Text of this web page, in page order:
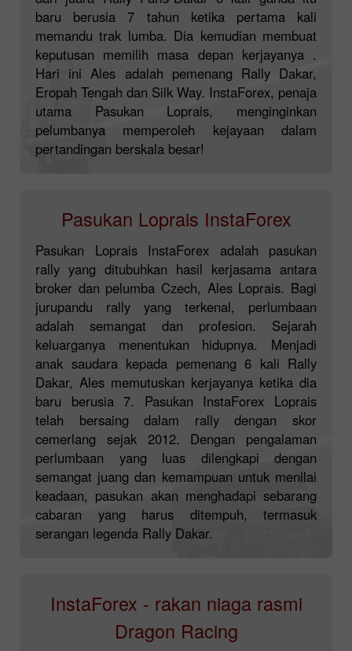
baru berusia 7 tahun ketika pertama kali
memandu trak lumba. Dia kemudian membuat
keputusan memilih masa depan kerjayanya .
Hari ini Ales adalah pemenang Rally Dakar,
Eropah Tengah dan Silk Way. InstaForex, penaja
utama Pasukan Loprais, menginginkan
pelumbanya memperoleh kejayaan dalam
pertandingan berskala besar!
Pasukan Loprais InstaForex
Pasukan Loprais InstaForex adalah pasukan
rally yang ditubuhkan hasil kerjasama antara
broker dan pelumba Czech, Ales Loprais. Bagi
jurupandu rally yang terkenal, perlumbaan
adalah semangat dan profesion. Sejarah
keluarganya menentukan hidupnya. Menjadi
anak saudara kepada pemenang 6 kali Rally
Dakar, Ales memutuskan kerjayanya ketika dia
baru berusia 7. Pasukan InstaForex Loprais
telah bersaing dalam rally dengan skor
cemerlang sejak 2012. Dengan pengalaman
perlumbaan yang luas dilengkapi dengan
semangat juang dan kemampuan untuk menilai
keadaan, pasukan akan menghadapi sebarang
cabaran yang harus ditempuh, termasuk
serangan legenda Rally Dakar.
InstaForex - rakan niaga rasmi
Dragon Racing